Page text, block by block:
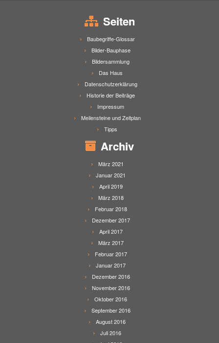
Seiten
Baubegriffe-Glossar
Bilder-Bauphase
Bildersammlung
Das Haus
Datenschutzerklärung
Historie der Beiträge
Impressum
Meilensteine und Zeitplan
Tipps
Archiv
März 2021
Januar 2021
April 2019
März 2018
Februar 2018
Dezember 2017
April 2017
März 2017
Februar 2017
Januar 2017
Dezember 2016
November 2016
Oktober 2016
September 2016
August 2016
Juli 2016